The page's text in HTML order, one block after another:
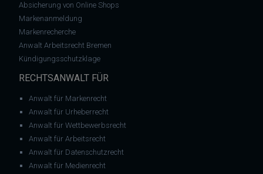
Absicherung von Online Shops
Markenanmeldung
Markenrecherche
Anwalt Arbeitsrecht Bremen
Kündigungsschutzklage
RECHTSANWALT FÜR
Anwalt für Markenrecht
Anwalt für Urheberrecht
Anwalt für Wettbewerbsrecht
Anwalt für Arbeitsrecht
Anwalt für Datenschutzrecht
Anwalt für Medienrecht